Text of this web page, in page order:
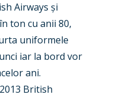
Airways și
ton cu anii 80,
uniformele
iar la bord vor
ani.
British
Accidents / Incidents
Airshows
Dubai 2025
Paris 2025
Farnborough 2024
Business Jets
Military
Trip Reports